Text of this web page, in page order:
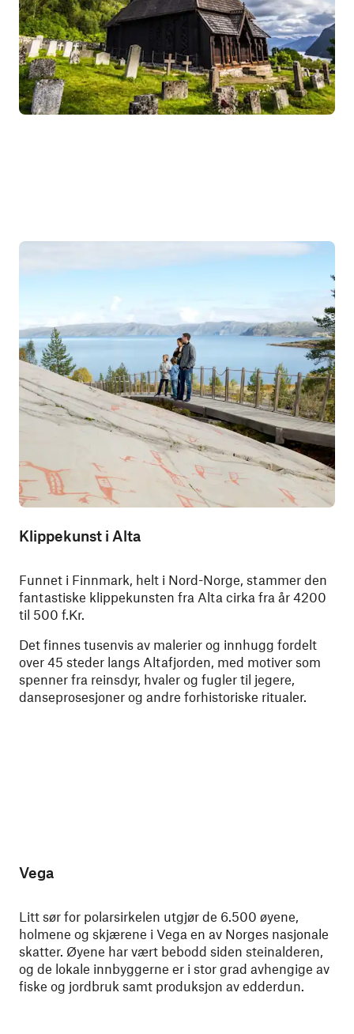
Klippekunst i Alta
Funnet i Finnmark, helt i Nord-Norge, stammer den
fantastiske klippekunsten fra Alta cirka fra år 4200
til 500 f.Kr.
Det finnes tusenvis av malerier og innhugg fordelt
over 45 steder langs Altafjorden, med motiver som
spenner fra reinsdyr, hvaler og fugler til jegere,
danseprosesjoner og andre forhistoriske ritualer.
Vega
Litt sør for polarsirkelen utgjør de 6.500 øyene,
holmene og skjærene i Vega en av Norges nasjonale
skatter. Øyene har vært bebodd siden steinalderen,
og de lokale innbyggerne er i stor grad avhengige av
fiske og jordbruk samt produksjon av edderdun.